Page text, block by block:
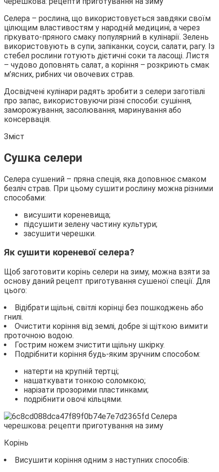
Селера – рослина, що використовується завдяки своїм
цілющим властивостям у народній медицині, а через
гіркувато-пряного смаку популярний в кулінарії. Зелень
використовують в супи, запіканки, соуси, салати, рагу. Із
стебел рослини готують дієтичні соки та ласощі. Листя
– чудово доповнять салат, а коріння – розкриють смак
м’ясних, рибних чи овочевих страв.
Досвідчені кулінари радять зробити з селери заготівлі
про запас, використовуючи різні способи: сушіння,
заморожування, засолювання, маринування або
консервація.
Зміст
Сушка селери
Селера сушений – пряна спеція, яка доповнює смаком
безліч страв. При цьому сушити рослину можна різними
способами:
висушити кореневища;
підсушити зелену частину культури;
засушити черешки.
Як сушити кореневої селера?
Щоб заготовити корінь селери на зиму, можна взяти за
основу даний рецепт приготування сушеної спеції. Для
цього:
Відібрати щільні, світлі корінці без пошкоджень або
гнилі.
Очистити коріння від землі, добре зі щіткою вимити
проточною водою.
Гострим ножем зчистити щільну шкірку.
Подрібнити коріння будь-яким зручним способом:
натерти на крупній тертці;
нашаткувати тонкою соломкою;
нарізати прозорими пластинками;
подрібнити овочі кільцями.
Корінь
Висушити коріння одним з наступних способів: